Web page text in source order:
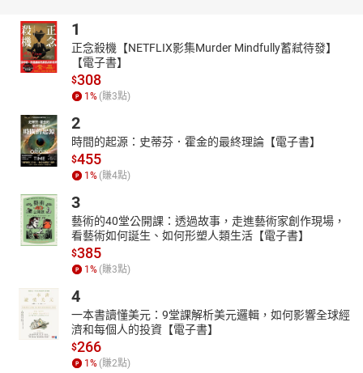
1
正念殺機【NETFLIX影集Murder Mindfully蓄弒待發】
【電子書】
$308
1 % (賺3點)
2
時間的起源：史蒂芬．霍金的最終理論【電子書】
$455
1 % (賺4點)
3
藝術的40堂公開課：透過故事，走進藝術家創作現場，
看藝術如何誕生、如何形塑人類生活【電子書】
$385
1 % (賺3點)
4
一本書讀懂美元：9堂課解析美元邏輯，如何影響全球經
濟和每個人的投資【電子書】
$266
1 % (賺2點)